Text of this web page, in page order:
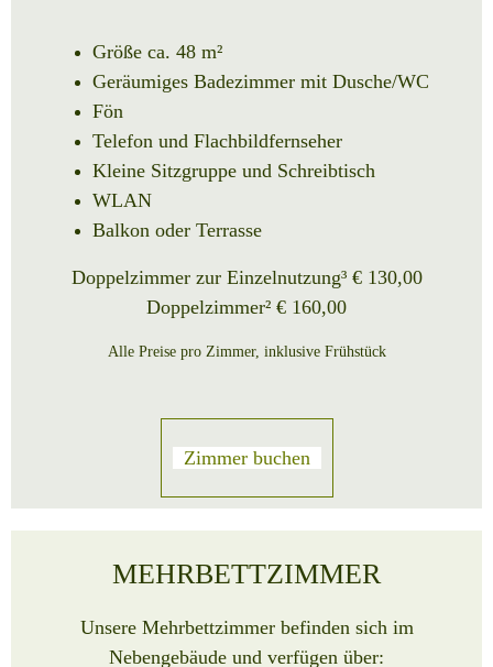
Größe ca. 48 m²
Geräumiges Badezimmer mit Dusche/WC
Fön
Telefon und Flachbildfernseher
Kleine Sitzgruppe und Schreibtisch
WLAN
Balkon oder Terrasse
Doppelzimmer zur Einzelnutzung³ € 130,00
Doppelzimmer² € 160,00
Alle Preise pro Zimmer, inklusive Frühstück
Zimmer buchen
MEHRBETTZIMMER
Unsere Mehrbettzimmer befinden sich im
Nebengebäude und verfügen über: